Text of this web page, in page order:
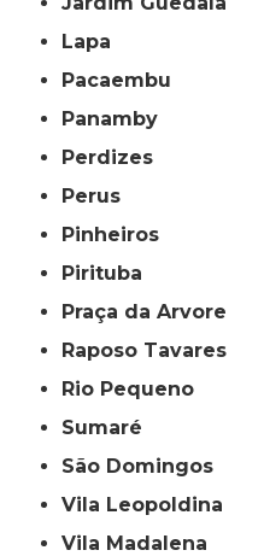
Lapa
Pacaembu
Panamby
Perdizes
Perus
Pinheiros
Pirituba
Praça da Arvore
Raposo Tavares
Rio Pequeno
Sumaré
São Domingos
Vila Leopoldina
Vila Madalena